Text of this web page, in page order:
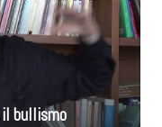
il bullismo